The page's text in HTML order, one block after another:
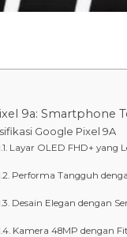
9a: Smartphone
Google Pixel 9A
Layar OLED FHD+ yang
Performa Tangguh
Desain Elegan dengan
Kamera 48MP dengan